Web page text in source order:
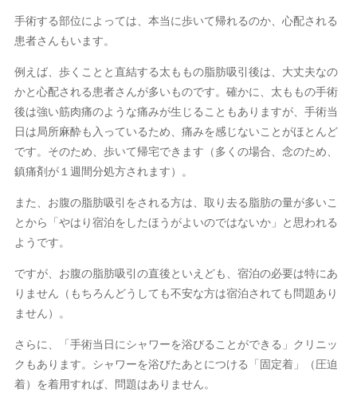
手術する部位によっては、本当に歩いて帰れるのか、心配される
患者さんもいます。
例えば、歩くことと直結する太ももの脂肪吸引後は、大丈夫なの
かと心配される患者さんが多いものです。確かに、太ももの手術
後は強い筋肉痛のような痛みが生じることもありますが、手術当
日は局所麻酔も入っているため、痛みを感じないことがほとんど
です。そのため、歩いて帰宅できます（多くの場合、念のため、
鎮痛剤が１週間分処方されます）。
また、お腹の脂肪吸引をされる方は、取り去る脂肪の量が多いこ
とから「やはり宿泊をしたほうがよいのではないか」と思われる
ようです。
ですが、お腹の脂肪吸引の直後といえども、宿泊の必要は特にあ
りません（もちろんどうしても不安な方は宿泊されても問題あり
ません）。
さらに、「手術当日にシャワーを浴びることができる」クリニッ
クもあります。シャワーを浴びたあとにつける「固定着」（圧迫
着）を着用すれば、問題はありません。